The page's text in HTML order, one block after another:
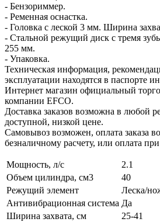
- Бензориммер.
- Ременная оснастка.
- Головка с леской 3 мм. Ширина
- Стальной режущий диск с тремя
255 мм.
- Упаковка.
Техническая информация,
эксплуатации находятся в паспорте
Интернет магазин официальный
компании EFCO.
Доставка заказов возможна в любой
доступной, низкой цене.
Самовывоз возможен, оплата заказа
безналичному расчету, или оплата при
Мощность, л/с
2.1
Объем цилиндра, см3
40
Режущий элемент
Леска/
Антивибрационная система Да
Ширина захвата, см
25-41